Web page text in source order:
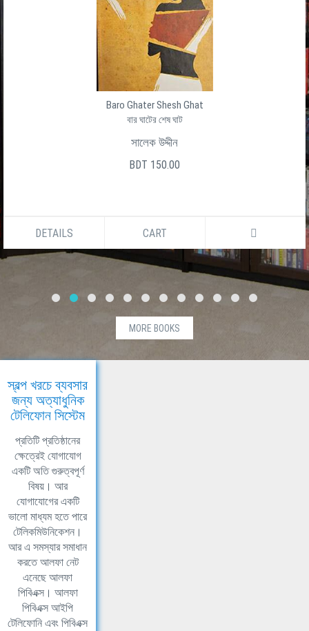
Baro Ghater Shesh Ghat
বার ঘাটের শেষ ঘাট
সালেক উদ্দীন
BDT 150.00
DETAILS CART
MORE BOOKS
স্বল্প খরচে ব্যবসার
জন্য অত্যাধুনিক
টেলিফোন সিস্টেম
প্রতিটি প্রতিষ্ঠানের
ক্ষেত্রেই যোগাযোগ
একটি অতি গুরুত্বপূর্ণ
বিষয়। আর
যোগাযোগের একটি
ভালো মাধ্যম হতে পারে
টেলিকমিউনিকেশন।
আর এ সমস্যার সমাধান
করতে আলফা নেট
এনেছে আলফা
পিবিএক্স। আলফা
পিবিএক্স আইপি
টেলিফোনি এবং পিবিএক্স